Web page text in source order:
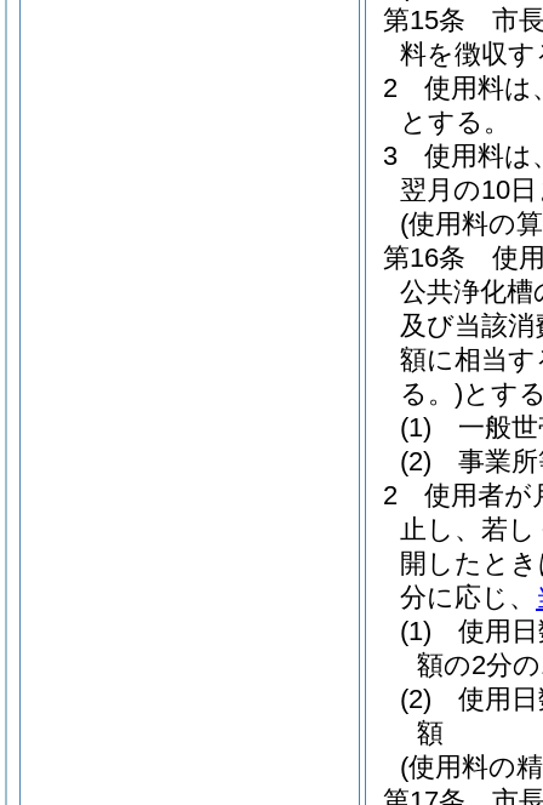
第15条
市
料を徴収
2
使用料は
とする。
3
使用料は
翌月の10
(使用料の
第16条
使
公共浄化
及び当該
額に相当
る。)とす
(1)
一般
(2)
事業
2
使用者が
止し、若
開したと
分に応じ、
(1)
使用
額の2分
(2)
使用
額
(使用料の